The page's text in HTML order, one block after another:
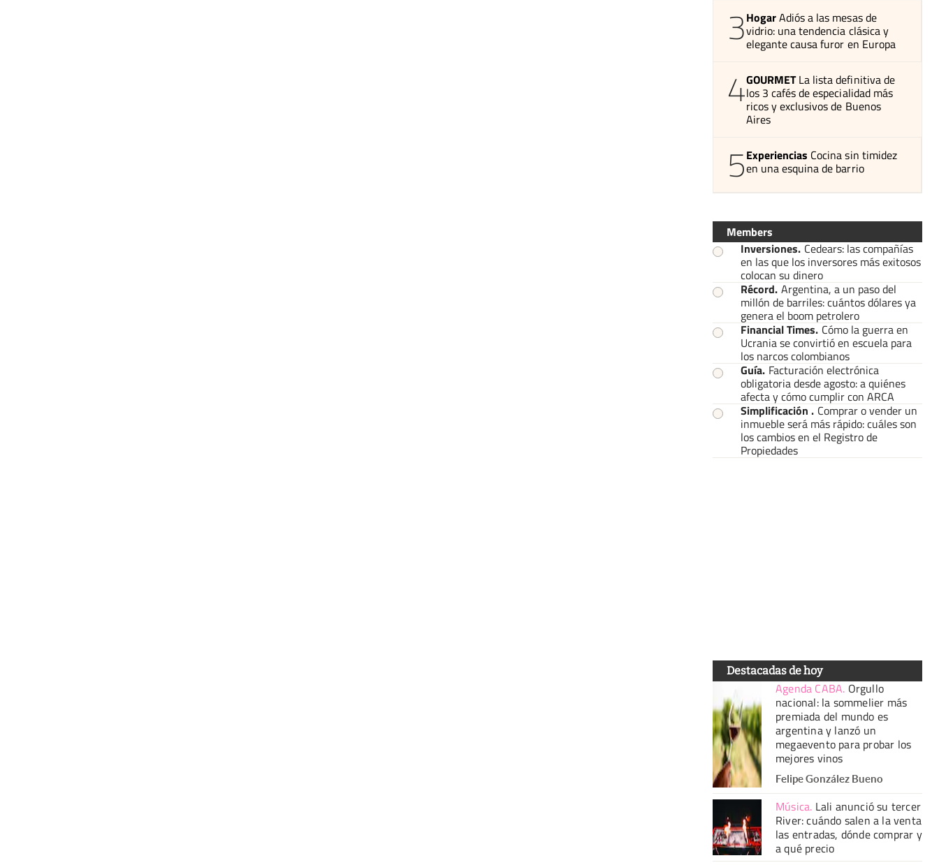
3HogarAdiós a las mesas de
vidrio: una tendencia clásica y
elegante causa furor en Europa
4GOURMET La lista definitiva de
los 3 cafés de especialidad más
ricos y exclusivos de Buenos
Aires
5Experiencias Cocina sin timidez
en una esquina de barrio
Members
Inversiones. Cedears: las compañías
en las que los inversores más exitosos
colocan su dinero
Récord. Argentina, a un paso del
millón de barriles: cuántos dólares ya
genera el boom petrolero
Financial Times. Cómo la guerra en
Ucrania se convirtió en escuela para
los narcos colombianos
Guía. Facturación electrónica
obligatoria desde agosto: a quiénes
afecta y cómo cumplir con ARCA
Simplificación . Comprar o vender un
inmueble será más rápido: cuáles son
los cambios en el Registro de
Propiedades
Destacadas de hoy
Agenda CABA. Orgullo
nacional: la sommelier más
premiada del mundo es
argentina y lanzó un
megaevento para probar los
mejores vinos
Felipe González Bueno
Música. Lali anunció su tercer
River: cuándo salen a la venta
las entradas, dónde comprar y
a qué precio